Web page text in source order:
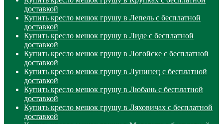
доставкой
Купить кресло мешок грушу в Лепель с бесплатной
доставкой
Купить кресло мешок грушу в Лиде с бесплатной
доставкой
Купить кресло мешок грушу в Логойске с бесплатной
доставкой
Купить кресло мешок грушу в Лунинец с бесплатной
доставкой
Купить кресло мешок грушу в Любань с бесплатной
доставкой
Купить кресло мешок грушу в Ляховичах с бесплатной
доставкой